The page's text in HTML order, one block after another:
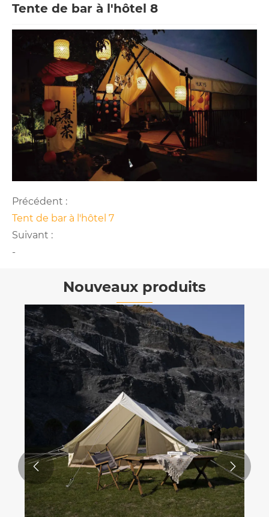
Tente de bar à l'hôtel 8
Précédent :
Tent de bar à l'hôtel 7
Suivant :
-
Nouveaux produits
 